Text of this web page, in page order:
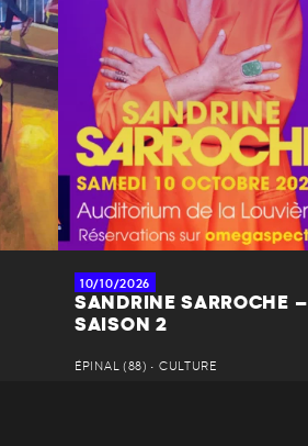
10/10/2026
SANDRINE SARROCHE –
SAISON 2
ÉPINAL (88) • CULTURE